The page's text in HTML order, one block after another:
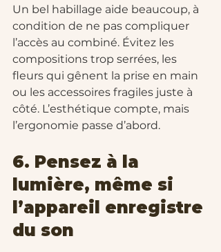
Un bel habillage aide beaucoup, à
condition de ne pas compliquer
l’accès au combiné. Évitez les
compositions trop serrées, les
fleurs qui gênent la prise en main
ou les accessoires fragiles juste à
côté. L’esthétique compte, mais
l’ergonomie passe d’abord.
6. Pensez à la
lumière, même si
l’appareil enregistre
du son